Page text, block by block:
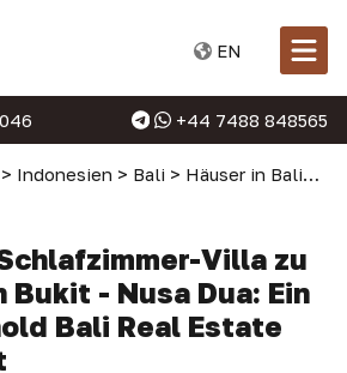
EN
+44 7488 848565
> Indonesien > Bali > Häuser in Bali >
Villa zu
- Nusa Dua: Ein
Bali Real Estate